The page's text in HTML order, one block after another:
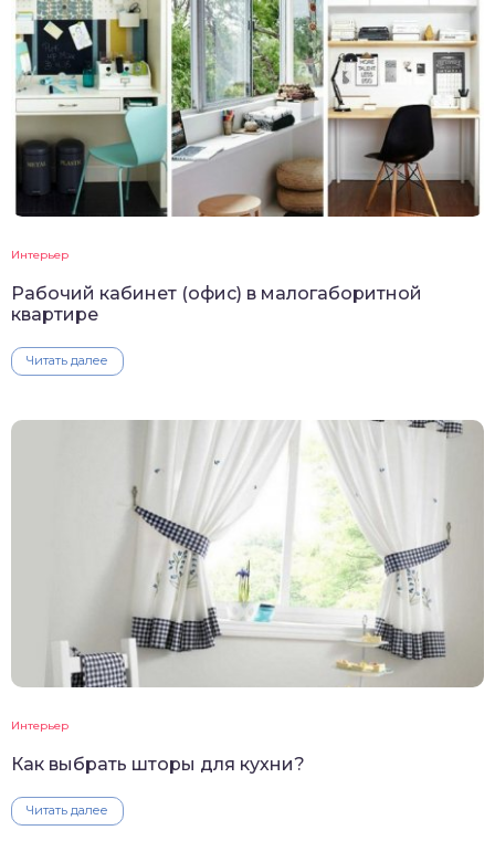
Интерьер
Рабочий кабинет (офис) в малогаборитной
квартире
Читать далее
Интерьер
Как выбрать шторы для кухни?
Читать далее